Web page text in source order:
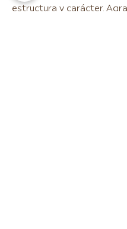
estructura y carácter.